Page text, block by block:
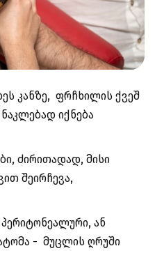
კანზე, ფრჩხილის ქვეშ
იქნება
ძირითადად, მისი
შეირჩევა,
ან
- მუცლის ღრუში